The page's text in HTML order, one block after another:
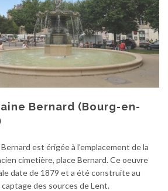
Bernard (Bourg-en-
est érigée à l’emplacement de la
cimetière, place Bernard. Ce oeuvre
date de 1879 et a été construite au
des sources de Lent.